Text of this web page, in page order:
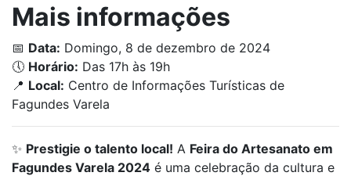
Mais informações
📅 Data: Domingo, 8 de dezembro de 2024
🕔 Horário: Das 17h às 19h
📍 Local: Centro de Informações Turísticas de
Fagundes Varela
✨ Prestigie o talento local! A Feira do Artesanato em
Fagundes Varela 2024 é uma celebração da cultura e